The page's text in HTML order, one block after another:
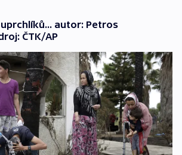
autor: Petros
ČTK/AP